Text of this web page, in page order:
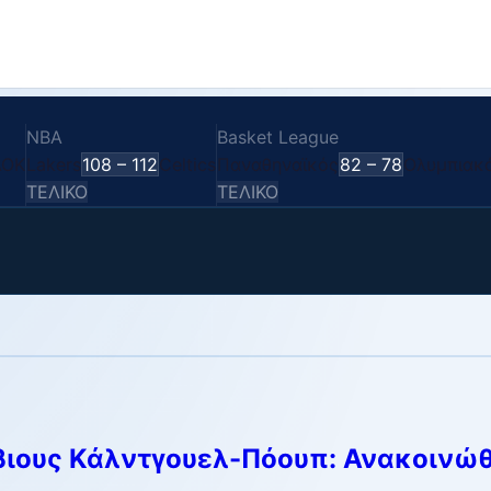
–112Celtics
Basket League
–78 Ολυμπιακός
ΤΕΛΙΚΟ
Κάλντγουελ-Πόουπ: